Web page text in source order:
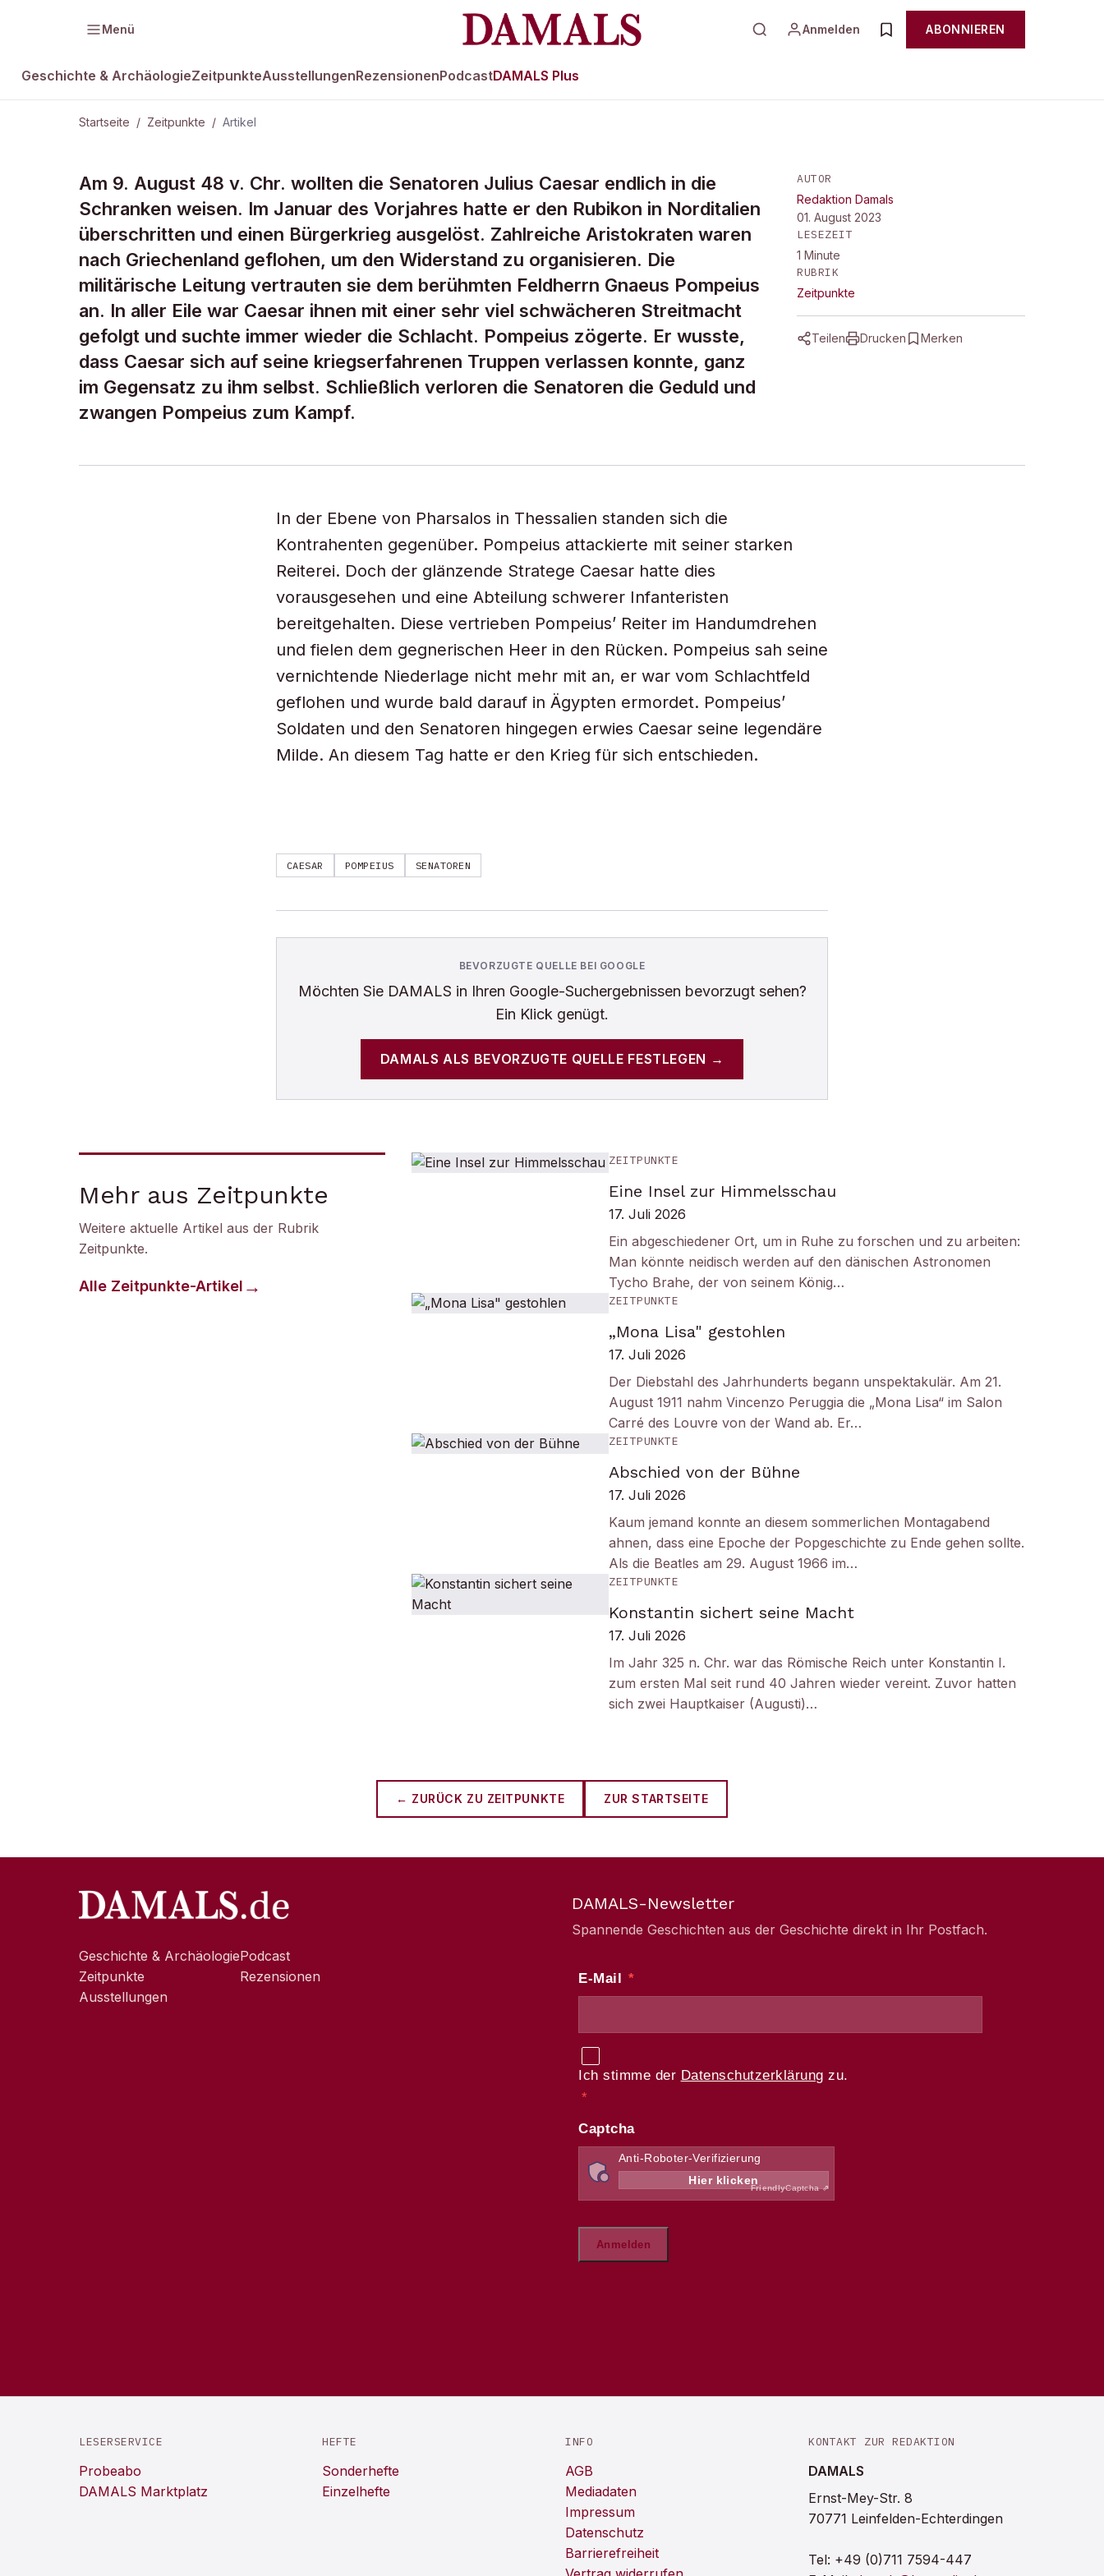
Menü Anmelden ABONNIEREN
Geschichte & ArchäologieZeitpunkteAusstellungenRezensionenPodcastDAMALS Plus
Startseite / Zeitpunkte / Artikel
ZEITPUNKTE · 48 V.CHR.
Caesar siegt bei
Pharsalos
Am 9. August 48 v. Chr. wollten die Senatoren Julius Caesar endlich in die
Schranken weisen. Im Januar des Vorjahres hatte er den Rubikon in Norditalien
überschritten und einen Bürgerkrieg ausgelöst. Zahlreiche Aristokraten waren
nach Griechenland geflohen, um den Widerstand zu organisieren. Die
militärische Leitung vertrauten sie dem berühmten Feldherrn Gnaeus Pompeius
an. In aller Eile war Caesar ihnen mit einer sehr viel schwächeren Streitmacht
gefolgt und suchte immer wieder die Schlacht. Pompeius zögerte. Er wusste,
dass Caesar sich auf seine kriegserfahrenen Truppen verlassen konnte, ganz
im Gegensatz zu ihm selbst. Schließlich verloren die Senatoren die Geduld und
zwangen Pompeius zum Kampf.
AUTOR
Redaktion Damals
01. August 2023
LESEZEIT
1 Minute
RUBRIK
Zeitpunkte
Teilen Drucken Merken
In der Ebene von Pharsalos in Thessalien standen sich die
Kontrahenten gegenüber. Pompeius attackierte mit seiner starken
Reiterei. Doch der glänzende Stratege Caesar hatte dies
vorausgesehen und eine Abteilung schwerer Infanteristen
bereitgehalten. Diese vertrieben Pompeius’ Reiter im Handumdrehen
und fielen dem gegnerischen Heer in den Rücken. Pompeius sah seine
vernichtende Niederlage nicht mehr mit an, er war vom Schlachtfeld
geflohen und wurde bald darauf in Ägypten ermordet. Pompeius’
Soldaten und den Senatoren hingegen erwies Caesar seine legendäre
Milde. An diesem Tag hatte er den Krieg für sich entschieden.
CAESAR POMPEIUS SENATOREN
BEVORZUGTE QUELLE BEI GOOGLE
Möchten Sie DAMALS in Ihren Google-Suchergebnissen bevorzugt sehen?
Ein Klick genügt.
DAMALS ALS BEVORZUGTE QUELLE FESTLEGEN →
Mehr aus Zeitpunkte
Weitere aktuelle Artikel aus der Rubrik
Zeitpunkte.
Alle Zeitpunkte-Artikel
ZEITPUNKTE
Eine Insel zur Himmelsschau
17. Juli 2026
Ein abgeschiedener Ort, um in Ruhe zu forschen und zu arbeiten:
Man könnte neidisch werden auf den dänischen Astronomen
Tycho Brahe, der von seinem König…
ZEITPUNKTE
„Mona Lisa" gestohlen
17. Juli 2026
Der Diebstahl des Jahrhunderts begann unspektakulär. Am 21.
August 1911 nahm Vincenzo Peruggia die „Mona Lisa“ im Salon
Carré des Louvre von der Wand ab. Er…
ZEITPUNKTE
Abschied von der Bühne
17. Juli 2026
Kaum jemand konnte an diesem sommerlichen Montagabend
ahnen, dass eine Epoche der Popgeschichte zu Ende gehen sollte.
Als die Beatles am 29. August 1966 im…
ZEITPUNKTE
Konstantin sichert seine Macht
17. Juli 2026
Im Jahr 325 n. Chr. war das Römische Reich unter Konstantin I.
zum ersten Mal seit rund 40 Jahren wieder vereint. Zuvor hatten
sich zwei Hauptkaiser (Augusti)…
← ZURÜCK ZU ZEITPUNKTE ZUR STARTSEITE
Geschichte & Archäologie
Zeitpunkte
Ausstellungen
Podcast
Rezensionen
DAMALS-Newsletter
Spannende Geschichten aus der Geschichte direkt in Ihr Postfach.
LESERSERVICE
Probeabo
DAMALS Marktplatz
HEFTE
Sonderhefte
Einzelhefte
INFO
AGB
Mediadaten
Impressum
Datenschutz
Barrierefreiheit
KONTAKT ZUR REDAKTION
DAMALS
Ernst-Mey-Str. 8
70771 Leinfelden-Echterdingen
Tel: +49 (0)711 7594-447